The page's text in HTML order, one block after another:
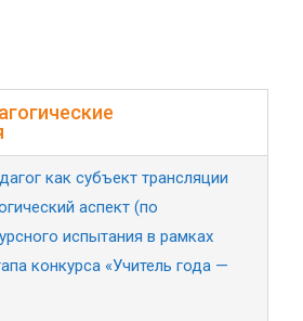
как субъект трансляции
аспект (по
испытания в рамках
конкурса «Учитель года —